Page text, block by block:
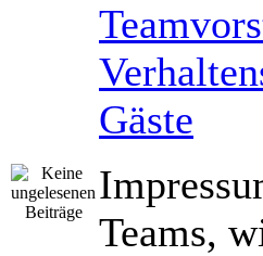
Gäste
Teams,